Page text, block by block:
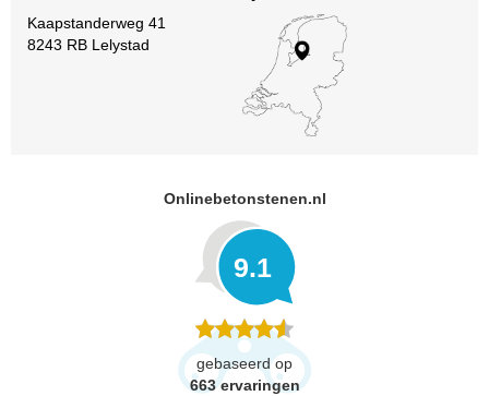
Kaapstanderweg 41
8243 RB Lelystad
Onlinebetonstenen.nl
9.1
gebaseerd op
663 ervaringen